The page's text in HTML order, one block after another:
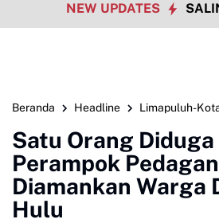
NEW UPDATES
Beranda Headline Limapuluh-
Satu Orang
Perampok
Diamankan Warga
Hulu